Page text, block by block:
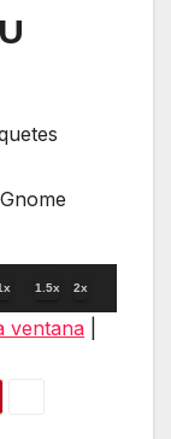
1.5x 2x
ventana